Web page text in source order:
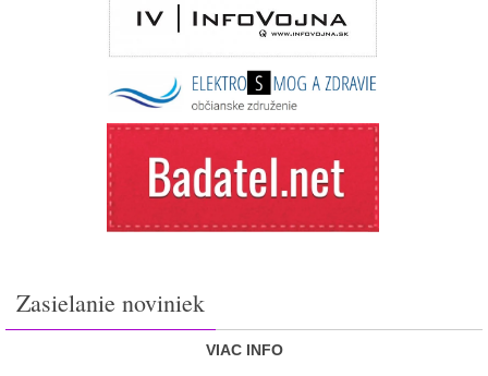
Zasielanie noviniek
VIAC INFO